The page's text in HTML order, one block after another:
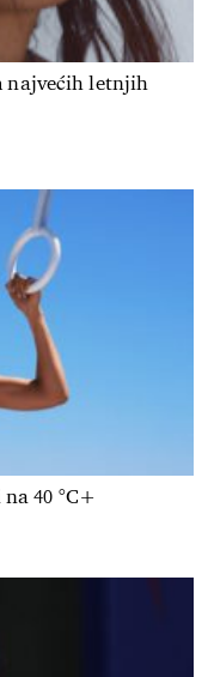
najvećih letnjih
40 °C+